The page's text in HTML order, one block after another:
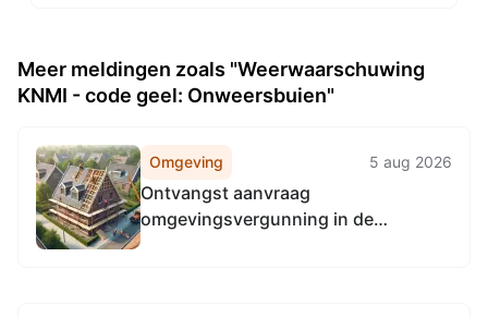
Meer meldingen zoals "Weerwaarschuwing
KNMI - code geel: Onweersbuien"
Omgeving 5 aug 2026
Ontvangst aanvraag
omgevingsvergunning in de